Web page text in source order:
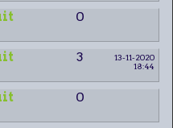
0
3
13-11-2020
18:44
0